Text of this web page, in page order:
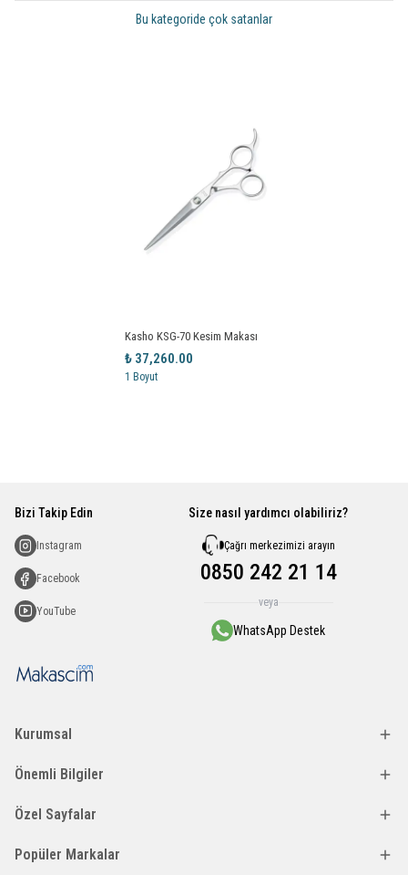
Bu kategoride çok satanlar
Kasho KSG-70 Kesim Makası
₺ 37,260.00
1 Boyut
Kurumsal
Önemli Bilgiler
Özel Sayfalar
Popüler Markalar
Bizi Takip Edin
Instagram
Facebook
YouTube
Size nasıl yardımcı olabiliriz?
Çağrı merkezimizi arayın
0850 242 21 14
veya
WhatsApp Destek